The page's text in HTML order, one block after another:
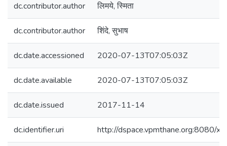
dc.contributor.author लिमये, स्मिता
dc.contributor.author शिंदे, सुभाष
dc.date.accessioned 2020-07-13T07:05:03Z
dc.date.available 2020-07-13T07:05:03Z
dc.date.issued 2017-11-14
dc.identifier.uri http://dspace.vpmthane.org:8080/